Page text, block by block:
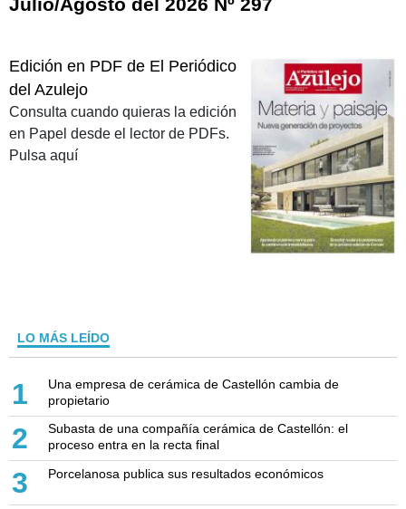
Edición en PDF de El Periódico
del Azulejo
Consulta cuando quieras la edición
en Papel desde el lector de PDFs.
Pulsa aquí
LO MÁS LEÍDO
1
Una empresa de cerámica de Castellón cambia de
propietario
2
Subasta de una compañía cerámica de Castellón: el
proceso entra en la recta final
3 Porcelanosa publica sus resultados económicos